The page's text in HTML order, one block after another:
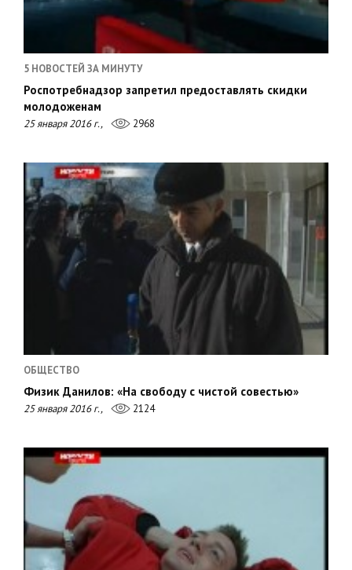
5 НОВОСТЕЙ ЗА МИНУТУ
Роспотребнадзор запретил предоставлять скидки
молодоженам
25 января 2016 г., 2968
ОБЩЕСТВО
Физик Данилов: «На свободу с чистой совестью»
25 января 2016 г., 2124